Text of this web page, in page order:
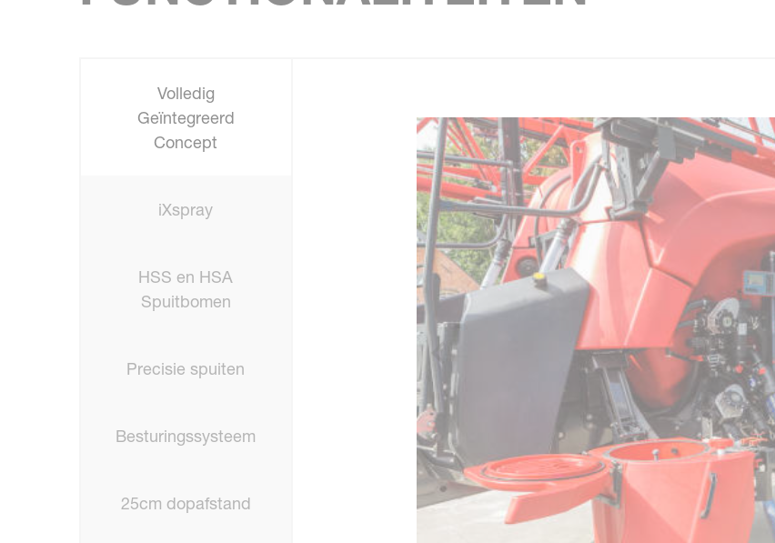
Volledig
Geïntegreerd
Concept
iXspray
HSS en HSA
Spuitbomen
Precisie spuiten
Besturingssysteem
25cm dopafstand